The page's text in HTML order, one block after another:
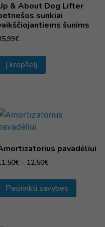
& About Dog Lifter
sunkiai
šunims
€
Į krepšelį
pavadėliui
€ – 12,50€
Pasirinkti savybes